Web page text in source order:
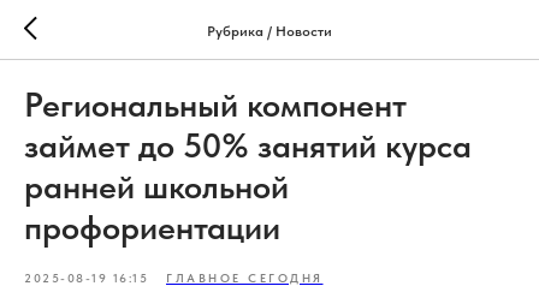
Рубрика / Новости
Региональный компонент
займет до 50% занятий курса
ранней школьной
профориентации
2025-08-19 16:15 ГЛАВНОЕ СЕГОДНЯ